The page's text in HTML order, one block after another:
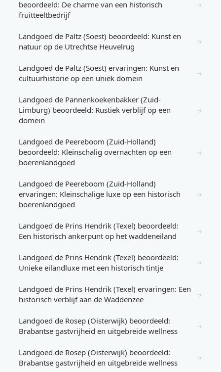
beoordeeld: De charme van een historisch
fruitteeltbedrijf
→
Landgoed de Paltz (Soest) beoordeeld: Kunst en
natuur op de Utrechtse Heuvelrug
→
Landgoed de Paltz (Soest) ervaringen: Kunst en
cultuurhistorie op een uniek domein
→
Landgoed de Pannenkoekenbakker (Zuid-
Limburg) beoordeeld: Rustiek verblijf op een
domein
→
Landgoed de Peereboom (Zuid-Holland)
beoordeeld: Kleinschalig overnachten op een
boerenlandgoed
→
Landgoed de Peereboom (Zuid-Holland)
ervaringen: Kleinschalige luxe op een historisch
boerenlandgoed
→
Landgoed de Prins Hendrik (Texel) beoordeeld:
Een historisch ankerpunt op het waddeneiland
→
Landgoed de Prins Hendrik (Texel) beoordeeld:
Unieke eilandluxe met een historisch tintje
→
Landgoed de Prins Hendrik (Texel) ervaringen: Een
historisch verblijf aan de Waddenzee
→
Landgoed de Rosep (Oisterwijk) beoordeeld:
Brabantse gastvrijheid en uitgebreide wellness
→
Landgoed de Rosep (Oisterwijk) beoordeeld:
Brabantse gastvrijheid en uitgebreide wellness
→